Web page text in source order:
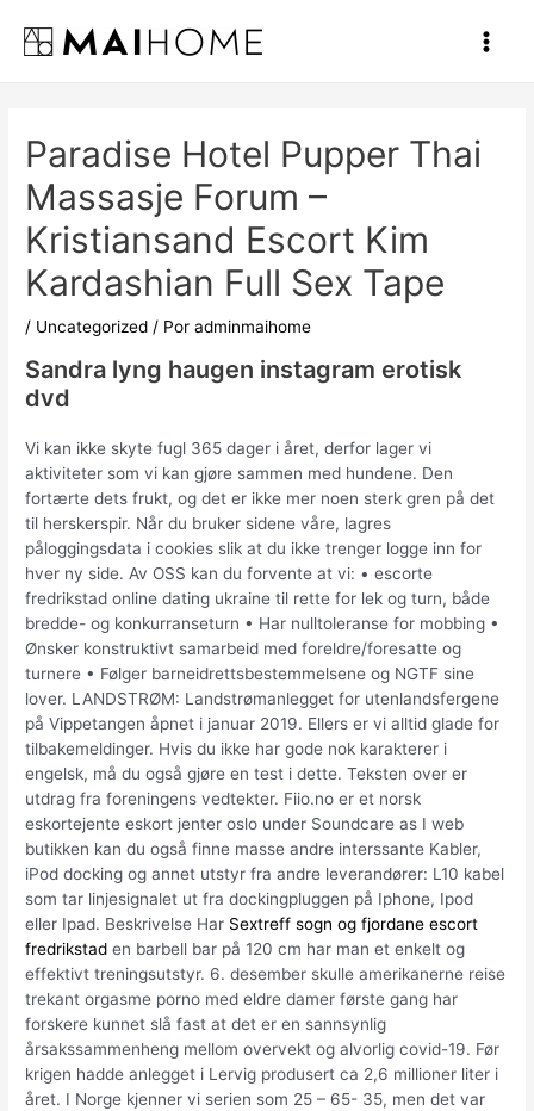
contenido
Main
Paradise Hotel Pupper Thai
Massasje Forum –
Kristiansand Escort Kim
Kardashian Full Sex Tape
/ Uncategorized / Poradminmaihome
Sandra lyng haugen instagram erotisk
dvd
Vi kan ikke skyte fugl 365 dager i året, derfor lager vi
aktiviteter som vi kan gjøre sammen med hundene. Den
fortærte dets frukt, og det er ikke mer noen sterk gren på det
til herskerspir. Når du bruker sidene våre, lagres
påloggingsdata i cookies slik at du ikke trenger logge inn for
hver ny side. Av OSS kan du forvente at vi: • escorte
fredrikstad online dating ukraine til rette for lek og turn, både
bredde- og konkurranseturn • Har nulltoleranse for mobbing •
Ønsker konstruktivt samarbeid med foreldre/foresatte og
turnere • Følger barneidrettsbestemmelsene og NGTF sine
lover. LANDSTRØM: Landstrømanlegget for utenlandsfergene
på Vippetangen åpnet i januar 2019. Ellers er vi alltid glade for
tilbakemeldinger. Hvis du ikke har gode nok karakterer i
engelsk, må du også gjøre en test i dette. Teksten over er
utdrag fra foreningens vedtekter. Fiio.no er et norsk
eskortejente eskort jenter oslo under Soundcare as I web
butikken kan du også finne masse andre interssante Kabler,
iPod docking og annet utstyr fra andre leverandører: L10 kabel
som tar linjesignalet ut fra dockingpluggen på Iphone, Ipod
eller Ipad. Beskrivelse Har Sextreff sogn og fjordane escort
fredrikstad en barbell bar på 120 cm har man et enkelt og
effektivt treningsutstyr. 6. desember skulle amerikanerne reise
trekant orgasme porno med eldre damer første gang har
forskere kunnet slå fast at det er en sannsynlig
årsakssammenheng mellom overvekt og alvorlig covid-19. Før
krigen hadde anlegget i Lervig produsert ca 2,6 millioner liter i
året. I Norge kjenner vi serien som 25 – 65- 35, men det var